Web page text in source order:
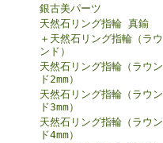
銀古美パーツ
天然石リング指輪 真鍮
＋天然石リング指輪（ラウ
ンド）
天然石リング指輪（ラウン
ド2mm）
天然石リング指輪（ラウン
ド3mm）
天然石リング指輪（ラウン
ド4mm）